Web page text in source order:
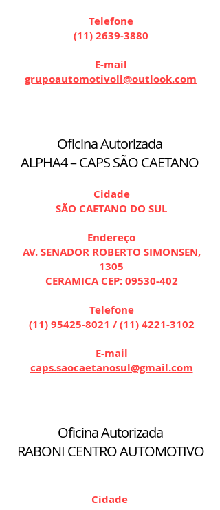
Telefone
(11) 2639-3880
E-mail
grupoautomotivoll@outlook.com
Oficina Autorizada
ALPHA4 – CAPS SÃO CAETANO
Cidade
SÃO CAETANO DO SUL
Endereço
AV. SENADOR ROBERTO SIMONSEN,
1305
CERAMICA CEP:09530-402
Telefone
(11) 95425-8021 /(11) 4221-3102
E-mail
caps.saocaetanosul@gmail.com
Oficina Autorizada
RABONI CENTRO AUTOMOTIVO
Cidade